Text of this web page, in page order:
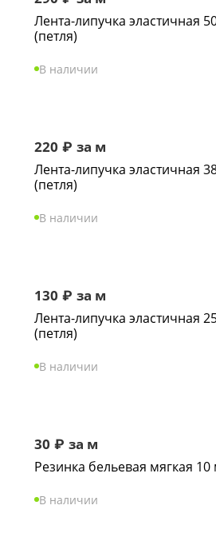
Лента-липучка эластичная
(петля)
В наличии
220 ₽ за м
Лента-липучка эластичная
(петля)
В наличии
130 ₽ за м
Лента-липучка эластичная
(петля)
В наличии
30 ₽ за м
Резинка бельевая мягкая
В наличии